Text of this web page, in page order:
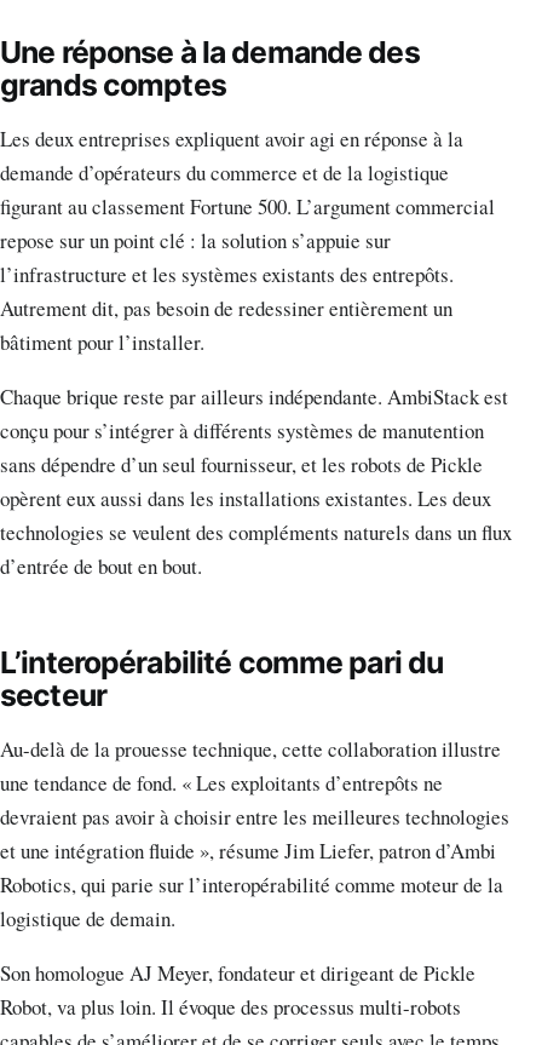
Une réponse à la demande des
grands comptes
Les deux entreprises expliquent avoir agi en réponse à la
demande d’opérateurs du commerce et de la logistique
figurant au classement Fortune 500. L’argument commercial
repose sur un point clé : la solution s’appuie sur
l’infrastructure et les systèmes existants des entrepôts.
Autrement dit, pas besoin de redessiner entièrement un
bâtiment pour l’installer.
Chaque brique reste par ailleurs indépendante. AmbiStack est
conçu pour s’intégrer à différents systèmes de manutention
sans dépendre d’un seul fournisseur, et les robots de Pickle
opèrent eux aussi dans les installations existantes. Les deux
technologies se veulent des compléments naturels dans un flux
d’entrée de bout en bout.
L’interopérabilité comme pari du
secteur
Au-delà de la prouesse technique, cette collaboration illustre
une tendance de fond. « Les exploitants d’entrepôts ne
devraient pas avoir à choisir entre les meilleures technologies
et une intégration fluide », résume Jim Liefer, patron d’Ambi
Robotics, qui parie sur l’interopérabilité comme moteur de la
logistique de demain.
Son homologue AJ Meyer, fondateur et dirigeant de Pickle
Robot, va plus loin. Il évoque des processus multi-robots